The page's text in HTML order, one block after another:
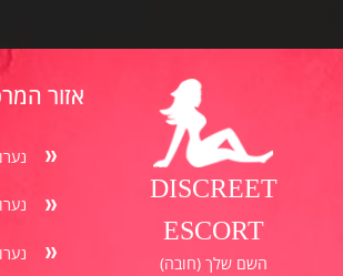
DISCREET
ESCORT
השם שלך (חובה)
אזור